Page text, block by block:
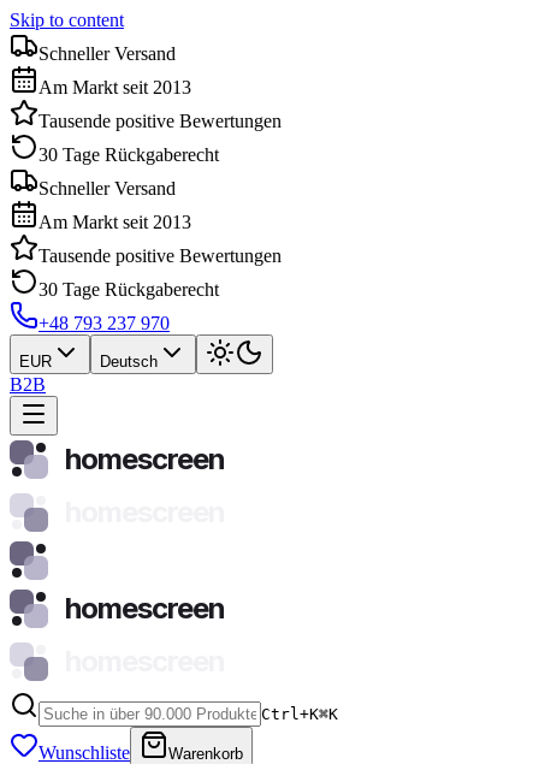
Skip to content
Schneller Versand
Am Markt seit 2013
Tausende positive Bewertungen
30 Tage Rückgaberecht
Schneller Versand
Am Markt seit 2013
Tausende positive Bewertungen
30 Tage Rückgaberecht
+48 793 237 970
EUR Deutsch
B2B
homescreen
homescreen
Ctrl+K⌘K
Wunschliste Warenkorb